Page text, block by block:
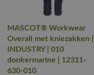
MASCOT® Workwear
Overall met kniezakken |
INDUSTRY | 010
donkermarine | 12311-
630-010